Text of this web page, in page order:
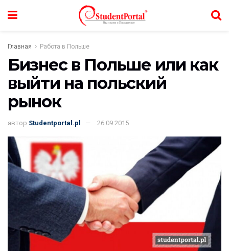
Главная Работа в Польше
Бизнес в Польше или как
выйти на польский
рынок
автор Studentportal.pl 26.09.2015